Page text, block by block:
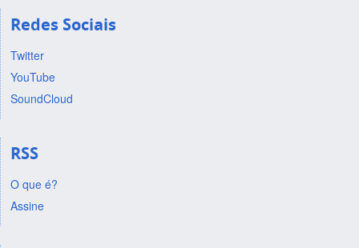
Redes Sociais
Twitter
YouTube
SoundCloud
RSS
O que é?
Assine